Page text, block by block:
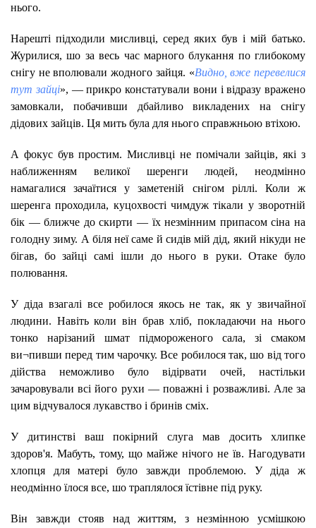
нього.
Нарешті підходили мисливці, серед яких був і мій батько.
Журилися, шо за весь час марного блукання по глибокому
снігу не вполювали жодного зайця. «Видно, вже перевелися
тут зайці», — прикро констатували вони і відразу вражено
замовкали, побачивши дбайливо викладених на снігу
дідових зайців. Ця мить була для нього справжньою втіхою.
А фокус був простим. Мисливці не помічали зайців, які з
наближенням великої шеренги людей, неодмінно
намагалися зачаїтися у заметеній снігом ріллі. Коли ж
шеренга проходила, куцохвості чимдуж тікали у зворотній
бік — ближче до скирти — їх незмінним припасом сіна на
голодну зиму. А біля неї саме й сидів мій дід, який нікуди не
бігав, бо зайці самі ішли до нього в руки. Отаке було
полювання.
У діда взагалі все робилося якось не так, як у звичайної
людини. Навіть коли він брав хліб, покладаючи на нього
тонко нарізаний шмат підмороженого сала, зі смаком
ви¬пивши перед тим чарочку. Все робилося так, шо від того
дійства неможливо було відірвати очей, настільки
зачаровували всі його рухи — поважні і розважливі. Але за
цим відчувалося лукавство і бринів сміх.
У дитинстві ваш покірний слуга мав досить хлипке
здоров'я. Мабуть, тому, що майже нічого не їв. Нагодувати
хлопця для матері було завжди проблемою. У діда ж
неодмінно їлося все, шо траплялося їстівне під руку.
Він завжди стояв над життям, з незмінною усмішкою